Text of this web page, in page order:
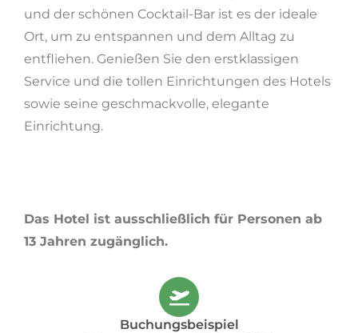
und der schönen Cocktail-Bar ist es der ideale
Ort, um zu entspannen und dem Alltag zu
entfliehen. Genießen Sie den erstklassigen
Service und die tollen Einrichtungen des Hotels
sowie seine geschmackvolle, elegante
Einrichtung.
Das Hotel ist ausschließlich für Personen ab
13 Jahren zugänglich.
Buchungsbeispiel